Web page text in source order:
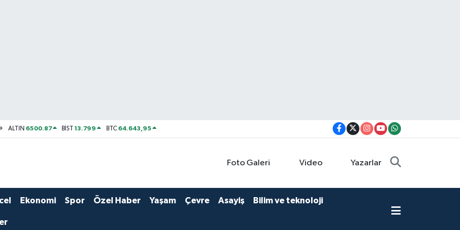
ALTIN 6500.87 BİST13.799 BTC 64.643,95
Foto Galeri Video Yazarlar
Ekonomi Spor Özel Haber Yaşam Çevre Asayiş Bilim ve teknoloji